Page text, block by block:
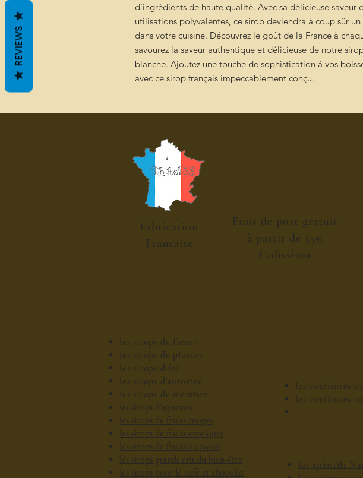
d’ingrédients de haute qualité. Avec sa délicieuse saveur
utilisations polyvalentes, ce sirop deviendra à coup sûr
dans votre cuisine. Découvrez le goût de la France à
savourez la saveur authentique et délicieuse de notre
blanche. Ajoutez une touche de sophistication à vos
avec ce sirop français impeccablement conçu.
Fabrication
Francaise
Frais de port gratuit
à partir de 35€
Colissimo
les sirops de fleurs
les sirops de plantes
les sirops d'été
les sirops d'automne
les sirops de menthes
les sirops d'agrumes
les sirops de fruits rouges
les sirops de fruits exotiques
les sirops de fruits à coques
les sirops grands cru du bien-être
les sirops pour le café et chocolat
les confitures
les confitures
les apéritifs
REVIEWS